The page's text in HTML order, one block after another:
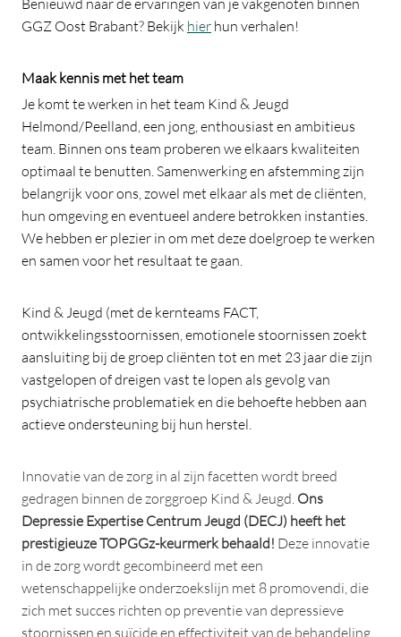
Benieuwd naar de ervaringen van je vakgenoten binnen
GGZ Oost Brabant? Bekijk hier hun verhalen!
Maak kennis met het team
Je komt te werken in het team Kind & Jeugd
Helmond/Peelland, een jong, enthousiast en ambitieus
team. Binnen ons team proberen we elkaars kwaliteiten
optimaal te benutten. Samenwerking en afstemming zijn
belangrijk voor ons, zowel met elkaar als met de cliënten,
hun omgeving en eventueel andere betrokken instanties.
We hebben er plezier in om met deze doelgroep te werken
en samen voor het resultaat te gaan.
Kind & Jeugd (met de kernteams FACT,
ontwikkelingsstoornissen, emotionele stoornissen zoekt
aansluiting bij de groep cliënten tot en met 23 jaar die zijn
vastgelopen of dreigen vast te lopen als gevolg van
psychiatrische problematiek en die behoefte hebben aan
actieve ondersteuning bij hun herstel.
Innovatie van de zorg in al zijn facetten wordt breed
gedragen binnen de zorggroep Kind & Jeugd. Ons
Depressie Expertise Centrum Jeugd (DECJ) heeft het
prestigieuze TOPGGz-keurmerk behaald! Deze innovatie
in de zorg wordt gecombineerd met een
wetenschappelijke onderzoekslijn met 8 promovendi, die
zich met succes richten op preventie van depressieve
stoornissen en suïcide en effectiviteit van de behandeling